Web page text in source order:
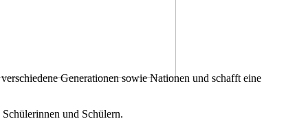
Generationen sowie Nationen und schafft eine
und Schülern.